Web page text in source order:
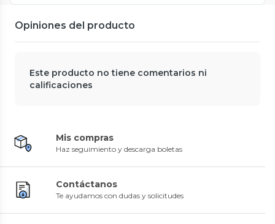
Opiniones del producto
Este producto no tiene comentarios ni
calificaciones
Mis compras
Haz seguimiento y descarga boletas
Contáctanos
Te ayudamos con dudas y solicitudes